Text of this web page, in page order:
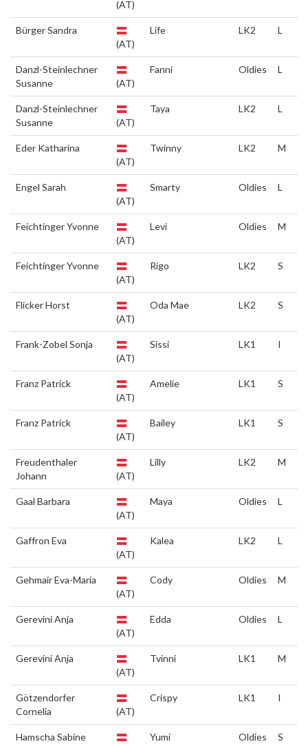
(AT)
Bürger Sandra
(AT)
Life LK2 L
Danzl-Steinlechner
Susanne
(AT)
Fanni Oldies L
Danzl-Steinlechner
Susanne
(AT)
Taya LK2 L
Eder Katharina
(AT)
Twinny LK2 M
Engel Sarah
(AT)
Smarty Oldies L
Feichtinger Yvonne
(AT)
Levi Oldies M
Feichtinger Yvonne
(AT)
Rigo LK2 S
Flicker Horst
(AT)
Oda Mae LK2 S
Frank-Zobel Sonja
(AT)
Sissi LK1 I
Franz Patrick
(AT)
Amelie LK1 S
Franz Patrick
(AT)
Bailey LK1 S
Freudenthaler
Johann
(AT)
Lilly LK2 M
Gaal Barbara
(AT)
Maya Oldies L
Gaffron Eva
(AT)
Kalea LK2 L
Gehmair Eva-Maria
(AT)
Cody Oldies M
Gerevini Anja
(AT)
Edda Oldies L
Gerevini Anja
(AT)
Tvinni LK1 M
Götzendorfer
Cornelia
(AT)
Crispy LK1 I
Hamscha Sabine
Yumi Oldies S